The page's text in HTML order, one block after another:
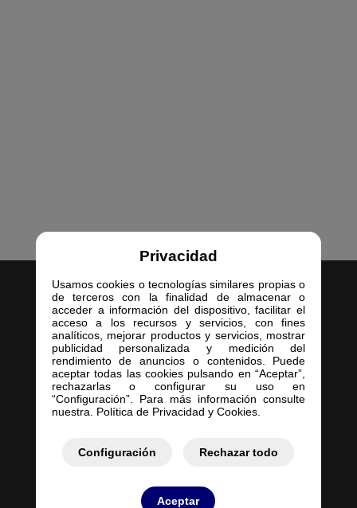
Privacidad
Usamos cookies o tecnologías similares propias o
de terceros con la finalidad de almacenar o
acceder a información del dispositivo, facilitar el
acceso a los recursos y servicios, con fines
analíticos, mejorar productos y servicios, mostrar
publicidad personalizada y medición del
rendimiento de anuncios o contenidos. Puede
aceptar todas las cookies pulsando en “Aceptar”,
rechazarlas o configurar su uso en
“Configuración”. Para más información consulte
nuestra. Política de Privacidad y Cookies.
Configuración Rechazar todo
Aceptar
Inicio
Empresa
Servicios
Contacto
Mis Presupuestos